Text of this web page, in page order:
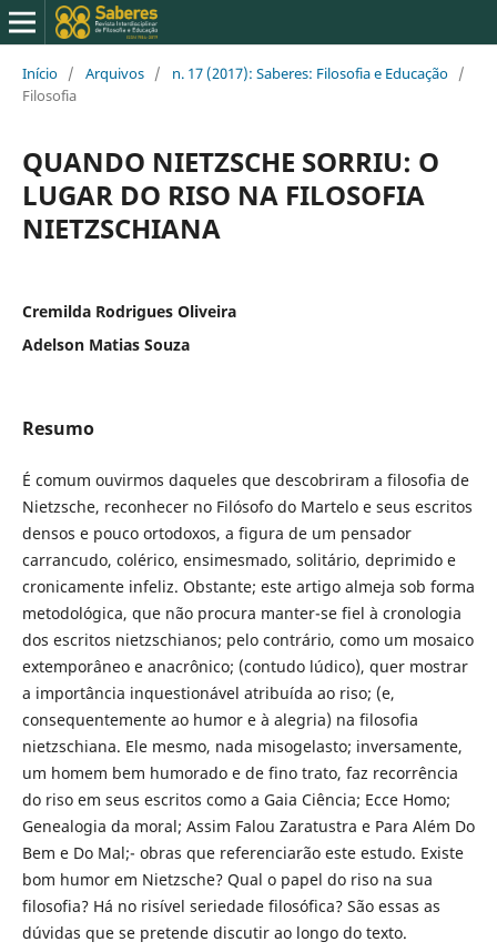
Início / Arquivos / n. 17 (2017): Saberes: Filosofia e Educação /
Filosofia
QUANDO NIETZSCHE SORRIU: O
LUGAR DO RISO NA FILOSOFIA
NIETZSCHIANA
Cremilda Rodrigues Oliveira
Adelson Matias Souza
Resumo
É comum ouvirmos daqueles que descobriram a filosofia de
Nietzsche, reconhecer no Filósofo do Martelo e seus escritos
densos e pouco ortodoxos, a figura de um pensador
carrancudo, colérico, ensimesmado, solitário, deprimido e
cronicamente infeliz. Obstante; este artigo almeja sob forma
metodológica, que não procura manter-se fiel à cronologia
dos escritos nietzschianos; pelo contrário, como um mosaico
extemporâneo e anacrônico; (contudo lúdico), quer mostrar
a importância inquestionável atribuída ao riso; (e,
consequentemente ao humor e à alegria) na filosofia
nietzschiana. Ele mesmo, nada misogelasto; inversamente,
um homem bem humorado e de fino trato, faz recorrência
do riso em seus escritos como a Gaia Ciência; Ecce Homo;
Genealogia da moral; Assim Falou Zaratustra e Para Além Do
Bem e Do Mal;- obras que referenciarão este estudo. Existe
bom humor em Nietzsche? Qual o papel do riso na sua
filosofia? Há no risível seriedade filosófica? São essas as
dúvidas que se pretende discutir ao longo do texto.